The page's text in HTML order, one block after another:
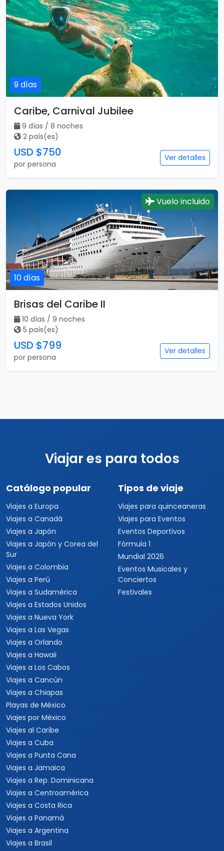
9 días
Caribe, Carnival Jubilee
9 días / 8 noches
2 país(es)
USD $750
por persona
Ver detalles
10 días
Vuelo incluido
Brisas del Caribe II
10 días / 9 noches
5 país(es)
USD $799
por persona
Ver detalles
Viajar es para todos
Catálogo popular
Viajes a Europa
Viajes a Canadá
Viajes a Japón
Viajes a Japón y Corea del
Sur
Viajes a Colombia
Viajes a Perú
Viajes a Sudamérica
Viajes a Estados Unidos
Viajes a Nueva York
Viajes a Las Vegas
Viajes a Orlando
Viajes a Hawaii
Viajes a Los Cabos
Viajes a Cancún
Viajes a Chiapas
Playas de México
Viajes por México
Viajes al Caribe
Viajes a Cuba
Viajes a Punta Cana
Viajes a Jamaica
Viajes a Rep. Dominicana
Viajes a Centroamérica
Viajes a Costa Rica
Viajes a Panamá
Viajes a Argentina
Viajes a Brasil
Tipos de viaje
Viajes para quinceaneras
Viajes para Eventos
Eventos Deportivos
Fórmula 1
Mundial 2026
Eventos Musicales y
Conciertos
Festivales